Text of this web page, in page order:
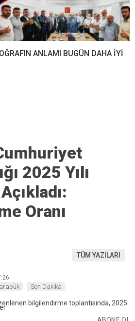
ANLAMI BUGÜN DAHA İYİ
2025 Yılı
Oranı
TÜM YAZILARI
Son Dakika